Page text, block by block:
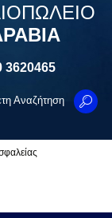
3620465
Αναζήτηση